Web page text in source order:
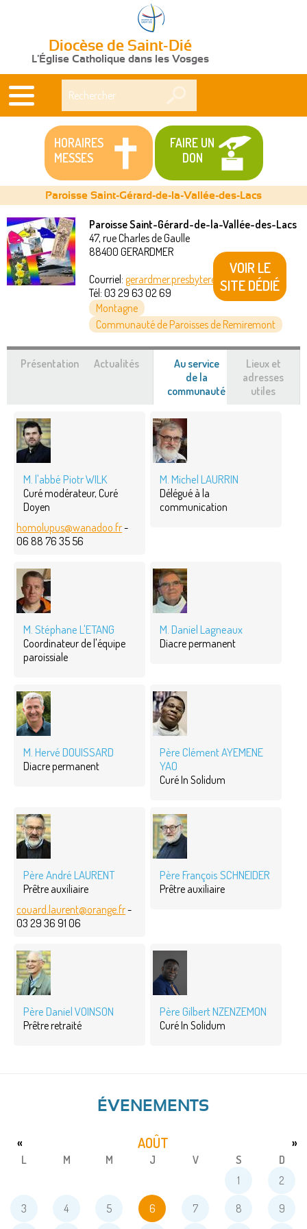
Diocèse de Saint-Dié
L'Église Catholique dans les Vosges
HORAIRES
MESSES
FAIRE UN
DON
Vous
êtes
Paroisse Saint-Gérard-de-la-Vallée-des-Lacs
Paroisse Saint-Gérard-de-la-Vallée-des-Lacs
47, rue Charles de Gaulle
88400 GERARDMER
Courriel: gerardmer.presbytere@akeonet.com
Tél: 03 29 63 02 69
Montagne
Communauté de Paroisses de Remiremont
VOIR LE
SITE DÉDIÉ
Présentation Actualités
Au service
de la
communauté (onglet
Lieux et
adresses
utiles
M. l'abbé Piotr WILK
Curé modérateur, Curé
Doyen
homolupus@wanadoo.fr-
06 88 76 35 56
M. Michel LAURRIN
Délégué à la
communication
M. Stéphane L'ETANG
Coordinateur de l'équipe
paroissiale
M. Daniel Lagneaux
Diacre permanent
M. Hervé DOUISSARD
Diacre permanent
Père Clément AYEMENE
YAO
Curé In Solidum
Père André LAURENT
Prêtre auxiliaire
couard.laurent@orange.fr-
03 29 36 91 06
Père François SCHNEIDER
Prêtre auxiliaire
Père Daniel VOINSON
Prêtre retraité
Père Gilbert NZENZEMON
Curé In Solidum
ÉVENEMENTS
AOÛT
« »
L M M J V S
D
1
2
3 4 5 6 7 8 9